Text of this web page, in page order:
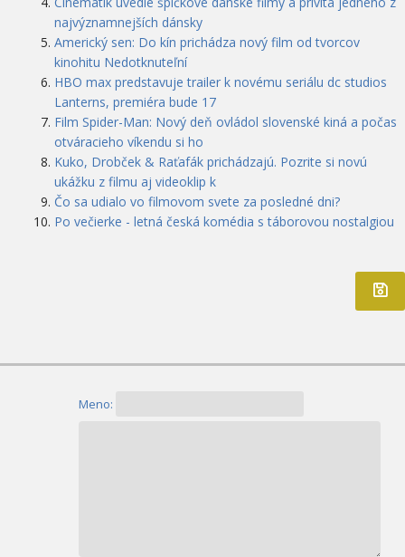
najvýznamnejších dánsky
Americký sen: Do kín prichádza nový film od tvorcov
kinohitu Nedotknuteľní
HBO max predstavuje trailer k novému seriálu dc studios
Lanterns, premiéra bude 17
Film Spider-Man: Nový deň ovládol slovenské kiná a počas
otváracieho víkendu si ho
Kuko, Drobček & Raťafák prichádzajú. Pozrite si novú
ukážku z filmu aj videoklip k
Čo sa udialo vo filmovom svete za posledné dni?
Po večierke - letná česká komédia s táborovou nostalgiou
Meno: